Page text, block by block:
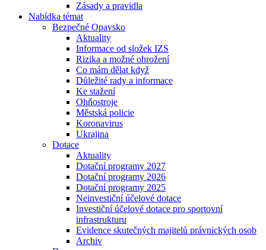
Zásady a pravidla
Nabídka témat
Bezpečné Opavsko
Aktuality
Informace od složek IZS
Rizika a možné ohrožení
Co mám dělat když
Důležité rady a informace
Ke stažení
Ohňostroje
Městská policie
Koronavirus
Ukrajina
Dotace
Aktuality
Dotační programy 2027
Dotační programy 2026
Dotační programy 2025
Neinvestiční účelové dotace
Investiční účelové dotace pro sportovní
infrastrukturu
Evidence skutečných majitelů právnických osob
Archiv